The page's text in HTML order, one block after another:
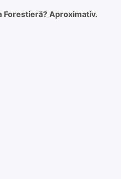
Forestieră? Aproximativ.